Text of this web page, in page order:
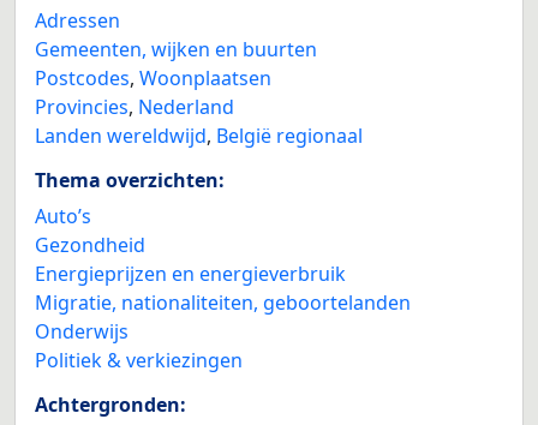
Adressen
Gemeenten, wijken en buurten
Postcodes, Woonplaatsen
Provincies, Nederland
Landen wereldwijd, België regionaal
Thema overzichten:
Auto’s
Gezondheid
Energieprijzen en energieverbruik
Migratie, nationaliteiten, geboortelanden
Onderwijs
Politiek & verkiezingen
Achtergronden: